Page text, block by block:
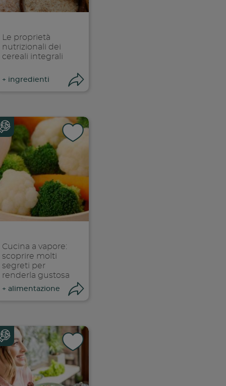
su facebook
link
Le proprietà
nutrizionali dei
cereali integrali
+ ingredienti
Condividi su
Copia link
Cucina a vapore:
scoprire molti
segreti per
renderla gustosa
+alimentazione